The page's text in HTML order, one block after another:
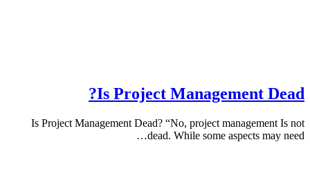
Is Project Management
Is Project Management Dead? “No, project
dead. While some aspects